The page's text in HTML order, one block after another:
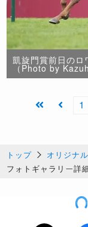
凱旋門賞前日のロ
（Photo by
1
トップ オリジナル
フォトギャラリー詳